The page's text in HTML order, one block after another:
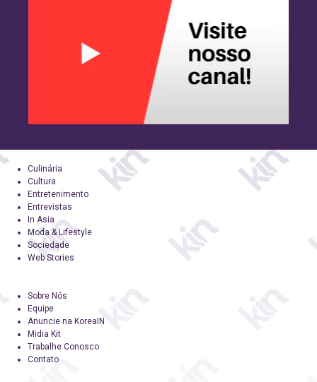
Culinária
Cultura
Entretenimento
Entrevistas
In Asia
Moda & Lifestyle
Sociedade
Web Stories
Sobre Nós
Equipe
Anuncie na KoreaIN
Midia Kit
Trabalhe Conosco
Contato